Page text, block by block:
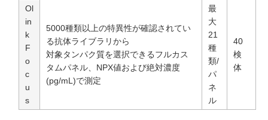
Ol
in
k
F
o
c
u
s
5000種類以上の特異性が確認されてい
る抗体ライブラリから
対象タンパク質を選択できるフルカス
タムパネル、NPX値および絶対濃度
(pg/mL)で測定
最
大
21
種
類/
パ
ネ
ル
40
検
体